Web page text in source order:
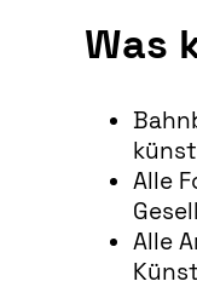
Was
Alle
Alle